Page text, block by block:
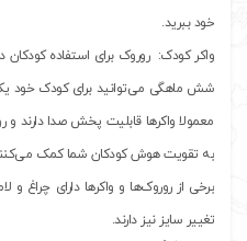
خود ببرید.
واکر کودک: روروک برای استفاده
شش ماهگی می‌توانید برای کودک خود یک
معمولا واکرها قابلیت پخش صدا
به تقویت هوش کودکان شما کمک
تغییر سایز نیز دارند.